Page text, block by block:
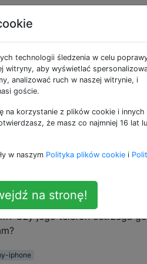
Tagi
wie, że
iPhone po
Znajdź mój iPhone do
telefonu mojego syna, czy on
Czy jego telefon ostrzega
iphone
technologii śledzenia w celu
witryny, aby wyświetlać
analizować ruch w naszej witrynie, i
goście.
na korzystanie z plików cookie i innych
że masz co najmniej 16 lat
w naszym Polityka plików cookie i
na stronę!